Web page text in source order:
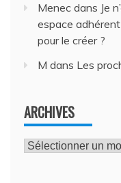
Menec dans Je
espace
pour le créer ?
M dans Les
ARCHIVES
Archives